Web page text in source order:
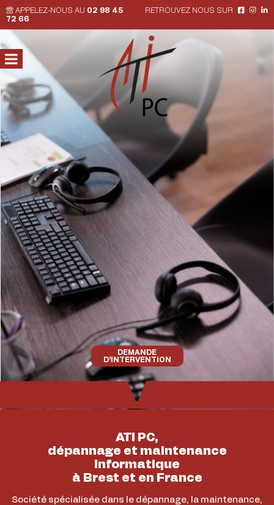
APPELEZ-NOUS AU 02 98 45
72 66
RETROUVEZ NOUS SUR
DEMANDE
D’INTERVENTION
ATI PC,
dépannage et maintenance
informatique
à Brest et en France
Société spécialisée dans le dépannage, la maintenance,